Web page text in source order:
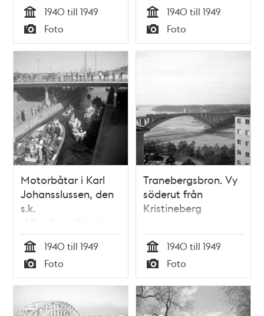
Tid
1940 till 1949
Typ
Foto Tid
1940 till 1949
Typ
Foto
Motorbåtar i Karl
Johansslussen, den
s.k.
skilsmässorännan
Tid
1940 till 1949
Typ
Foto
Tranebergsbron. Vy
söderut från
Kristineberg
Tid
1940 till 1949
Typ
Foto